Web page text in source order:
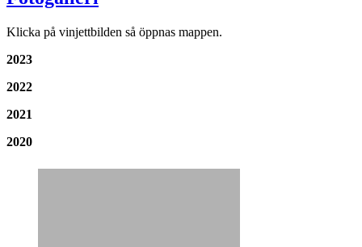
Klicka på vinjettbilden så öppnas mappen.
2023
2022
2021
2020